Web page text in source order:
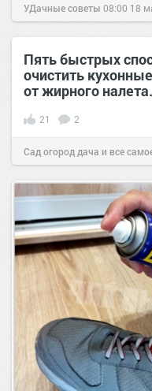
УДачные советы 08:00 18
Пять быстрых
очистить
от жирного налета.
21 2
Сад огород дача и все
03 фев 2019